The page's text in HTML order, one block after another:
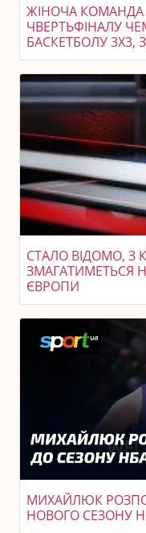
ЖІНОЧА КОМАНДА
ЧВЕРТЬФІНАЛУ
БАСКЕТБОЛУ
СТАЛО ВІДОМО,
ЗМАГАТИМЕТЬСЯ
ЄВРОПИ
МИХАЙЛЮК
НОВОГО СЕЗОНУ